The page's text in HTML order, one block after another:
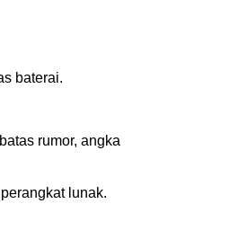
baterai.
rumor, angka
lunak.